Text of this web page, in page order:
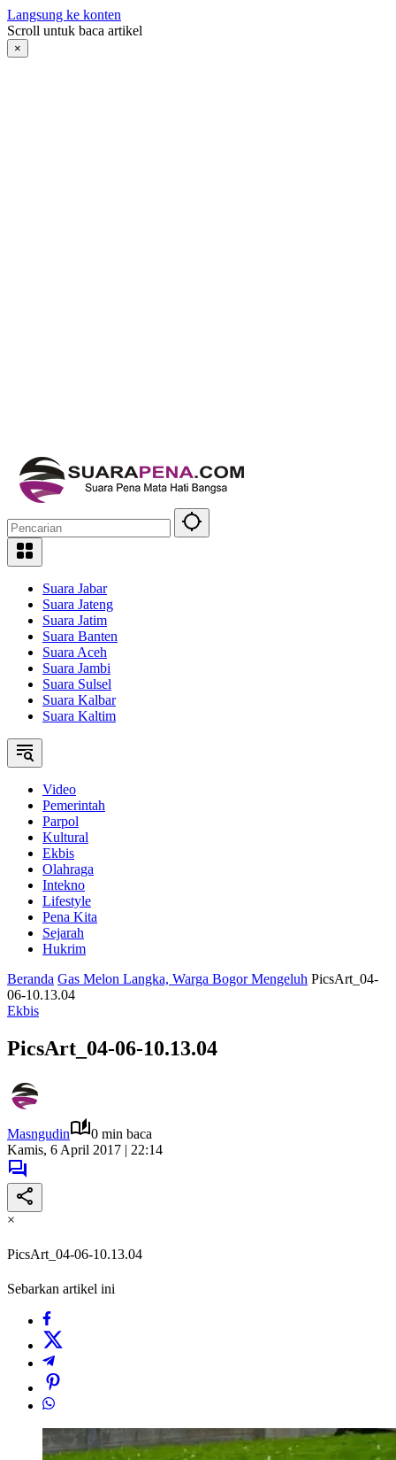
Langsung ke konten
Scroll untuk baca artikel
×
Suara Jabar
Suara Jateng
Suara Jatim
Suara Banten
Suara Aceh
Suara Jambi
Suara Sulsel
Suara Kalbar
Suara Kaltim
Video
Pemerintah
Parpol
Kultural
Ekbis
Olahraga
Intekno
Lifestyle
Pena Kita
Sejarah
Hukrim
Beranda Gas Melon Langka, Warga Bogor Mengeluh PicsArt_04-
06-10.13.04
Ekbis
PicsArt_04-06-10.13.04
Masngudin
0 min baca
Kamis, 6 April 2017 | 22:14
×
PicsArt_04-06-10.13.04
Sebarkan artikel ini